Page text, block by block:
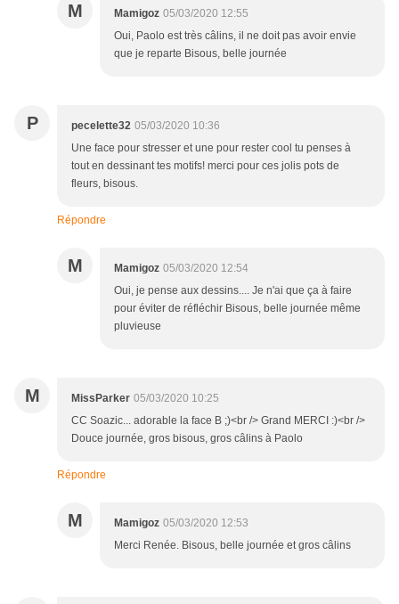
M Mamigoz 05/03/2020 12:55
Oui, Paolo est très câlins, il ne doit pas avoir envie
que je reparte Bisous, belle journée
P pecelette32 05/03/2020 10:36
Une face pour stresser et une pour rester cool tu penses à
tout en dessinant tes motifs! merci pour ces jolis pots de
fleurs, bisous.
Répondre
M Mamigoz 05/03/2020 12:54
Oui, je pense aux dessins.... Je n'ai que ça à faire
pour éviter de réfléchir Bisous, belle journée même
pluvieuse
M MissParker 05/03/2020 10:25
CC Soazic... adorable la face B ;)<br /> Grand MERCI :)<br />
Douce journée, gros bisous, gros câlins à Paolo
Répondre
M Mamigoz 05/03/2020 12:53
Merci Renée. Bisous, belle journée et gros câlins